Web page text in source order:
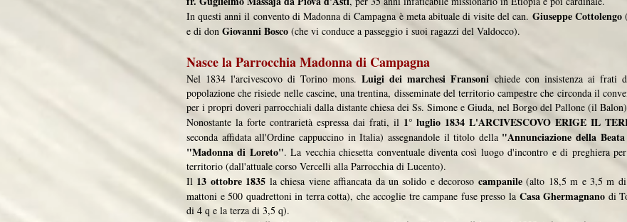
In questi anni il convento di Madonna di Campagna è meta abituale di visite del can. Giuseppe Cottolengo
e di don Giovanni Bosco (che vi conduce a passeggio i suoi ragazzi del Valdocco).
Nasce la Parrocchia Madonna di Campagna
Nel 1834 l'arcivescovo di Torino mons.Luigi dei marchesi Fransoni chiede con insistenza ai frati
popolazione che risiede nelle cascine, una trentina, disseminate del territorio campestre che circonda il
per i propri doveri parrocchiali dalla distante chiesa dei Ss. Simone e Giuda, nel Borgo del Pallone (il
Nonostante la forte contrarietà espressa dai frati, il 1° luglio 1834 L'ARCIVESCOVO ERIGE IL
seconda affidata all'Ordine cappuccino in Italia) assegnandole il titolo della "Annunciazione della
"Madonna di Loreto". La vecchia chiesetta conventuale diventa così luogo d'incontro e di preghiera
territorio (dall'attuale corso Vercelli alla Parrocchia di Lucento).
Il 13 ottobre 1835 la chiesa viene affiancata da un solido e decoroso campanile(alto 18,5 m e 3,5 m di
mattoni e 500 quadrettoni in terra cotta), che accoglie tre campane fuse presso la Casa Ghermagnano di
di 4 q e la terza di 3,5 q).